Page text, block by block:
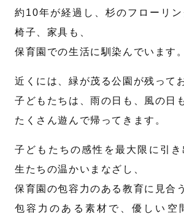
約10年が経過し、杉のフローリン
椅子、家具も、
保育園での生活に馴染んでいます。
近くには、緑が茂る公園が残って
子どもたちは、雨の日も、風の日
たくさん遊んで帰ってきます。
子どもたちの感性を最大限に引
生たちの温かいまなざし、
保育園の包容力のある教育に見合
包容力のある素材で、優しい空